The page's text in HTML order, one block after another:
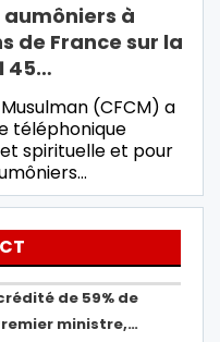
à
de France sur la
45…
(CFCM) a
téléphonique
spirituelle et pour
de 59% de
ministre,…